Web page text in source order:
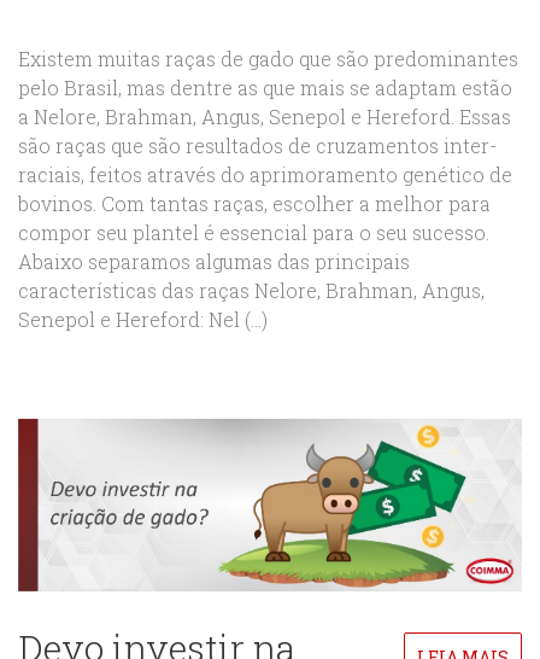
Existem muitas raças de gado que são predominantes
pelo Brasil, mas dentre as que mais se adaptam estão
a Nelore, Brahman, Angus, Senepol e Hereford. Essas
são raças que são resultados de cruzamentos inter-
raciais, feitos através do aprimoramento genético de
bovinos. Com tantas raças, escolher a melhor para
compor seu plantel é essencial para o seu sucesso.
Abaixo separamos algumas das principais
características das raças Nelore, Brahman, Angus,
Senepol e Hereford: Nel (...)
Devo investir na